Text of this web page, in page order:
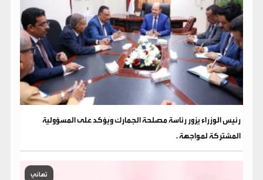
رئيس الوزراء يزور رئاسة مصلحة الجمارك ويؤكد على المسؤولية
المشتركة لمواجهة .
تهاني